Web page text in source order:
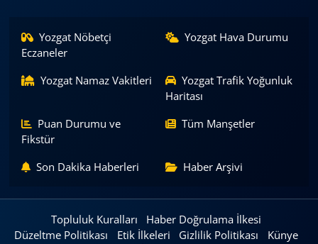
Yozgat Nöbetçi
Eczaneler
Yozgat Hava Durumu
Yozgat Namaz Vakitleri
Yozgat Trafik Yoğunluk
Haritası
Puan Durumu ve
Fikstür
Tüm Manşetler
Son Dakika Haberleri Haber Arşivi
Topluluk Kuralları
Haber Doğrulama İlkesi
Düzeltme Politikası
Etik İlkeleri Gizlilik Politikası
Künye